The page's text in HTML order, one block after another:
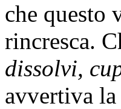
che questo
rincresca.
dissolvi,
avvertiva